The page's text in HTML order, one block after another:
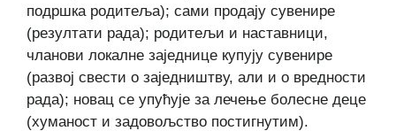
подршка родитеља); сами продају сувенире
(резултати рада); родитељи и наставници,
чланови локалне заједнице купују сувенире
(развој свести о заједништву, али и о вредности
рада); новац се упућује за лечење болесне деце
(хуманост и задовољство постигнутим).